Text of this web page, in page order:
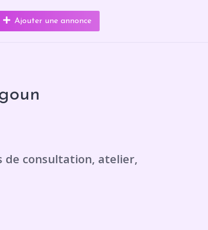
Ajouter une annonce